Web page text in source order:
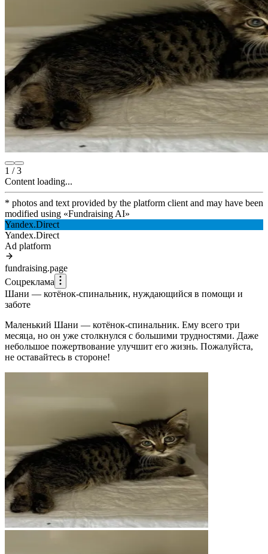
1 /3
Content loading...
* photos and text provided by the platform client and may have been
modified using «Fundraising AI»
Yandex.Direct
Yandex.Direct
Ad platform
fundraising.page
Соцреклама
Шани — котёнок-спинальник, нуждающийся в помощи и
заботе
Маленький Шани — котёнок-спинальник. Ему всего три
месяца, но он уже столкнулся с большими трудностями. Даже
небольшое пожертвование улучшит его жизнь. Пожалуйста,
не оставайтесь в стороне!